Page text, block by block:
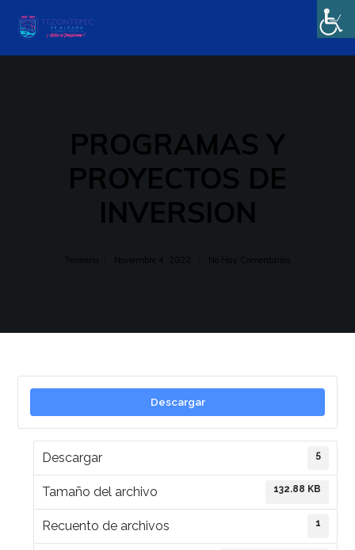
PROGRAMAS Y
PROYECTOS DE
INVERSION
Tesoreria Noviembre 4, 2022 No Hay Comentarios
Descargar
Descargar 5
Tamaño del archivo 132.88 KB
Recuento de archivos 1